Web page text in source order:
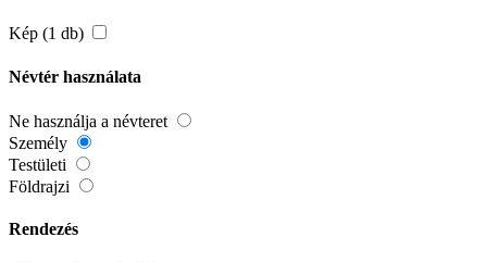
Kép (1 db)
Névtér használata
Ne használja a névteret
Személy
Testületi
Földrajzi
Rendezés